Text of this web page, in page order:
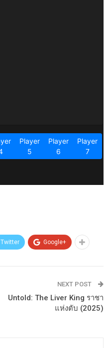
Twitter Google+
NEXT POST
Untold: The Liver King ราชา
แห่งตับ (2025)